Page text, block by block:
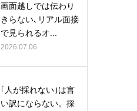
画面越しでは伝わり
きらない､リアル面接
で見られるオ...
2026.07.06
｢人が採れない｣は言
い訳にならない。採